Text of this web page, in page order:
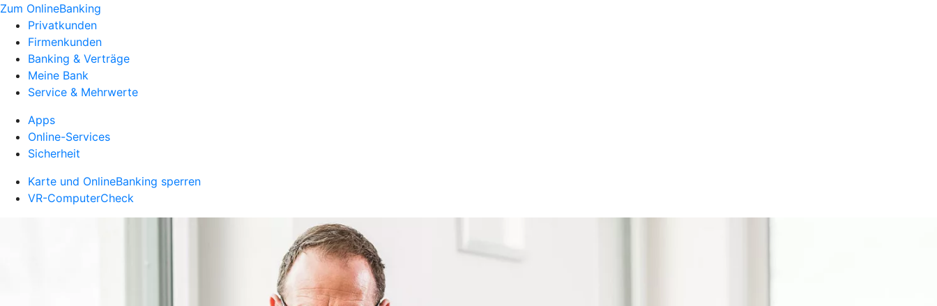
Zum OnlineBanking
Privatkunden
Firmenkunden
Banking & Verträge
Meine Bank
Service & Mehrwerte
Apps
Online-Services
Sicherheit
Karte und OnlineBanking sperren
VR-ComputerCheck